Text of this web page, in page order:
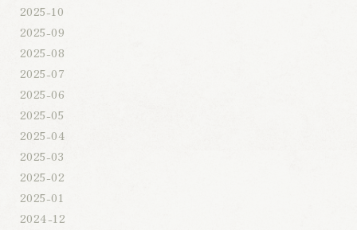
2025-10
2025-09
2025-08
2025-07
2025-06
2025-05
2025-04
2025-03
2025-02
2025-01
2024-12